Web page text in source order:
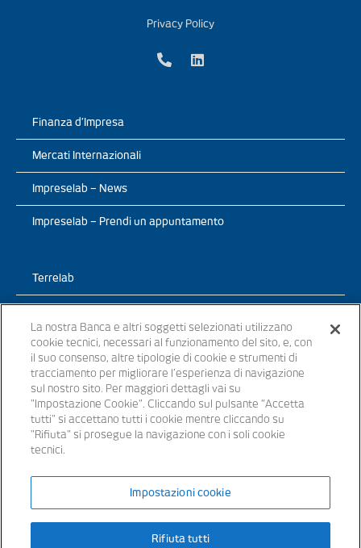
Privacy Policy
Finanza d’Impresa
Mercati Internazionali
Impreselab – News
Impreselab – Prendi un appuntamento
Terrelab
TerreLab – News
TerreLab – prendi un appuntamento
Banche appartenenti al Gruppo Bancario Banca Popolare del Lazio –
P.IVA 15854861000 – iscritta all’ Albo dei Gruppi Bancari al n. 5104
La nostra Banca e altri soggetti selezionati utilizzano
cookie tecnici, necessari al funzionamento del sito, e, con
il suo consenso, altre tipologie di cookie e strumenti di
tracciamento per migliorare l’esperienza di navigazione
sul nostro sito. Per maggiori dettagli vai su
"Impostazione Cookie". Cliccando sul pulsante “Accetta
tutti" si accettano tutti i cookie mentre cliccando su
"Rifiuta" si prosegue la navigazione con i soli cookie
tecnici.
Impostazioni cookie
Rifiuta tutti